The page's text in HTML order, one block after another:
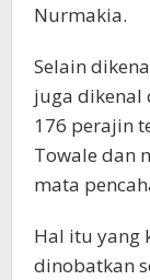
Nurmakia.
Selain
juga dikenal
176 perajin
Towale dan
mata
Hal itu yang
dinobatkan